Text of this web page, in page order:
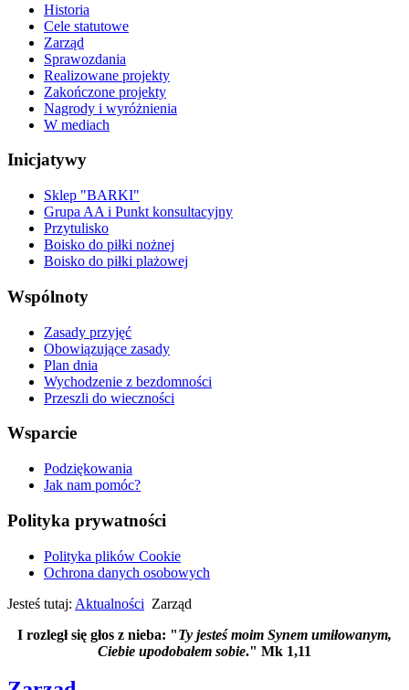
Historia
Cele statutowe
Zarząd
Sprawozdania
Realizowane projekty
Zakończone projekty
Nagrody i wyróżnienia
W mediach
Inicjatywy
Sklep "BARKI"
Grupa AA i Punkt konsultacyjny
Przytulisko
Boisko do piłki nożnej
Boisko do piłki plażowej
Wspólnoty
Zasady przyjęć
Obowiązujące zasady
Plan dnia
Wychodzenie z bezdomności
Przeszli do wieczności
Wsparcie
Podziękowania
Jak nam pomóc?
Polityka prywatności
Polityka plików Cookie
Ochrona danych osobowych
Jesteś tutaj: Aktualności Zarząd
I rozległ się głos z nieba: "Ty jesteś moim Synem umiłowanym,
Ciebie upodobałem sobie." Mk 1,11